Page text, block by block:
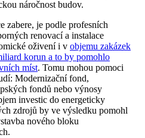
náročnost budov.
zabere, je podle profesních
renovací a instalace
oživení i v objemu zakázek
korun a to by pomohlo
míst. Tomu mohou pomoci
Modernizační fond,
fondů nebo výnosy
investic do energeticky
zdrojů by ve výsledku pomohl
nového bloku